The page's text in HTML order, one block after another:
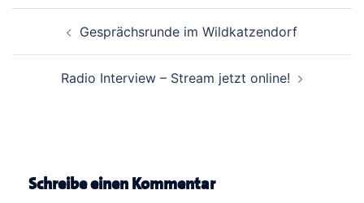
NavigationGesprächsrunde im Wildkatzendorf
Radio Interview – Stream jetzt online!
Schreibe einen Kommentar